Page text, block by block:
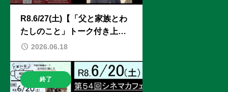
R8.6/27(土)【「父と家族とわ
たしのこと」トーク付き上映
会】ゲスト：島田陽磨監督
2026.06.18
終了